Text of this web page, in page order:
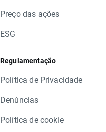
Preço das ações
ESG
Regulamentação
Política de Privacidade
Denúncias
Política de cookie